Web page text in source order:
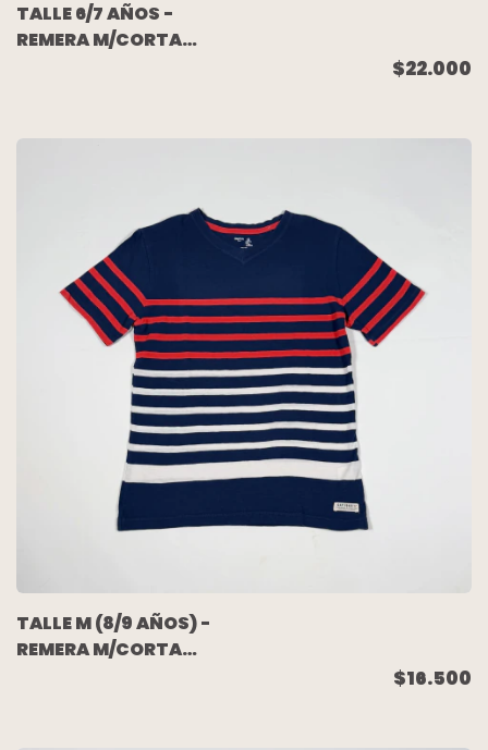
TALLE 6/7 AÑOS -
REMERA M/CORTA
$22.000
TALLE M (8/9 AÑOS) -
REMERA M/CORTA
$16.500